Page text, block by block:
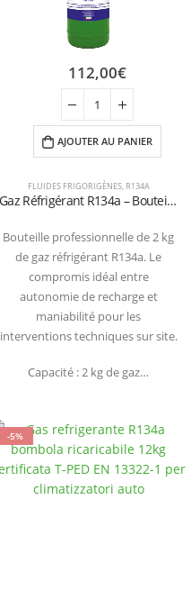
FLUIDES FRIGORIGÈNES, R134A
Gaz Réfrigérant R134a – Bouteille 2 kg (Certifiée T-PED / EN 13322-1)
Bouteille professionnelle de 2 kg
de gaz réfrigérant R134a. Le
compromis idéal entre
autonomie de recharge et
maniabilité pour les
interventions techniques sur site.
Capacité : 2 kg de gaz…
112,00€
AJOUTER AU PANIER
-5%